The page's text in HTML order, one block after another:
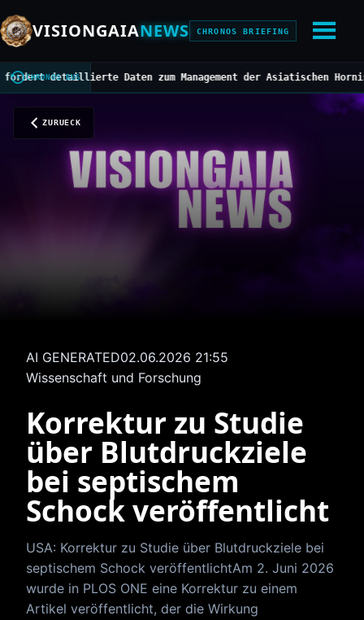
VISIONGAIANEWS CHRONOS BRIEFING
CHRONOS BUS
detaillierte Daten zum Management der Asiatischen Hornisse///
ZURUECK
AI GENERATED02.06.2026 21:55
Wissenschaft und Forschung
Korrektur zu Studie
über Blutdruckziele
bei septischem
Schock veröffentlicht
USA: Korrektur zu Studie über Blutdruckziele bei
septischem Schock veröffentlichtAm 2. Juni 2026
wurde in PLOS ONE eine Korrektur zu einem
Artikel veröffentlicht, der die Wirkung